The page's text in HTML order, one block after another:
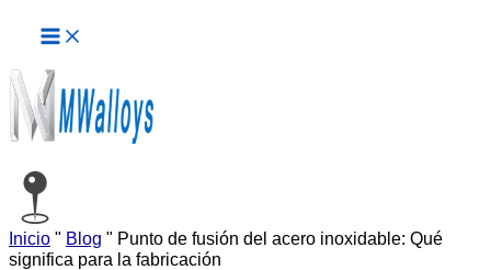
contenido
principal
Inicio " Blog " Punto de fusión del acero inoxidable: Qué
significa para la fabricación